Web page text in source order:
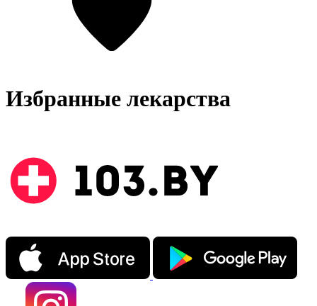
Избранные лекарства